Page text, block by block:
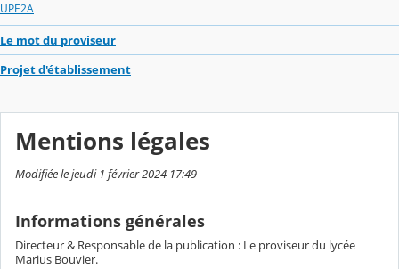
UPE2A
Le mot du proviseur
Projet d'établissement
Mentions légales
Modifiée le jeudi 1 février 2024 17:49
Informations générales
Directeur & Responsable de la publication : Le proviseur du lycée
Marius Bouvier.